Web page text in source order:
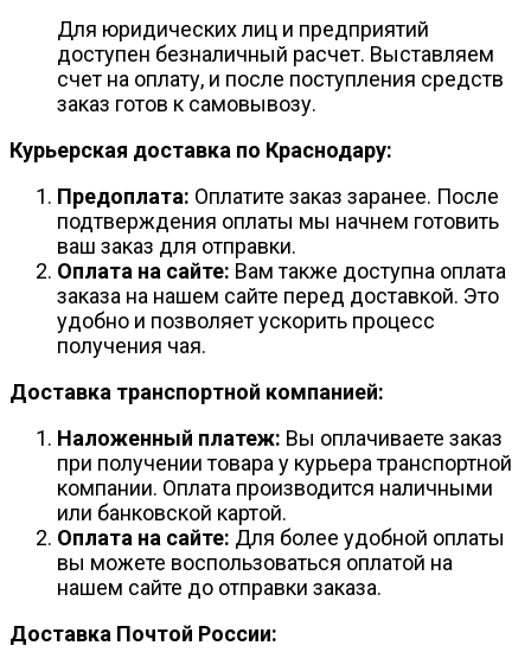
Для юридических лиц и предприятий
доступен безналичный расчет. Выставляем
счет на оплату, и после поступления средств
заказ готов к самовывозу.
Курьерская доставка по Краснодару:
Предоплата: Оплатите заказ заранее. После
подтверждения оплаты мы начнем готовить
ваш заказ для отправки.
Оплата на сайте: Вам также доступна оплата
заказа на нашем сайте перед доставкой. Это
удобно и позволяет ускорить процесс
получения чая.
Доставка транспортной компанией:
Наложенный платеж: Вы оплачиваете заказ
при получении товара у курьера транспортной
компании. Оплата производится наличными
или банковской картой.
Оплата на сайте: Для более удобной оплаты
вы можете воспользоваться оплатой на
нашем сайте до отправки заказа.
Доставка Почтой России: